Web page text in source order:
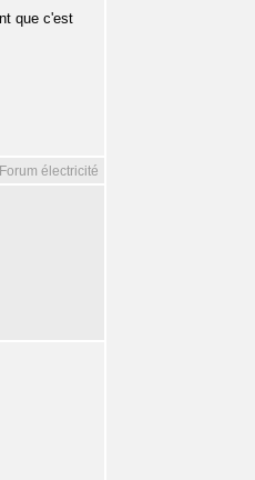
que c'est
électricité